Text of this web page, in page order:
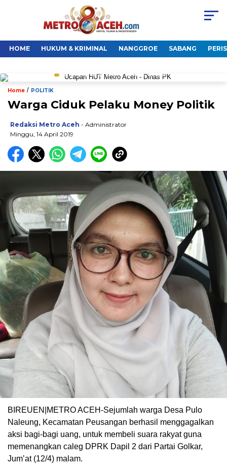
HOME HUKUM & KRIMINAL NANGGROE SABANG
Home / POLITIK
Warga Ciduk Pelaku Money Politik
Redaksi Metro Aceh - Administrator
Minggu, 14 April 2019
BIREUEN|METRO ACEH-Sejumlah warga Desa Pulo
Naleung, Kecamatan Peusangan berhasil menggagalkan
aksi bagi-bagi uang, untuk membeli suara rakyat guna
memenangkan caleg DPRK Dapil 2 dari Partai Golkar,
Jum’at (12/4) malam.